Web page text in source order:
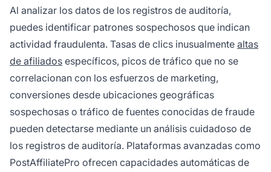
Al analizar los datos de los registros de auditoría,
puedes identificar patrones sospechosos que indican
actividad fraudulenta. Tasas de clics inusualmente altas
de afiliados específicos, picos de tráfico que no se
correlacionan con los esfuerzos de marketing,
conversiones desde ubicaciones geográficas
sospechosas o tráfico de fuentes conocidas de fraude
pueden detectarse mediante un análisis cuidadoso de
los registros de auditoría. Plataformas avanzadas como
PostAffiliatePro ofrecen capacidades automáticas de